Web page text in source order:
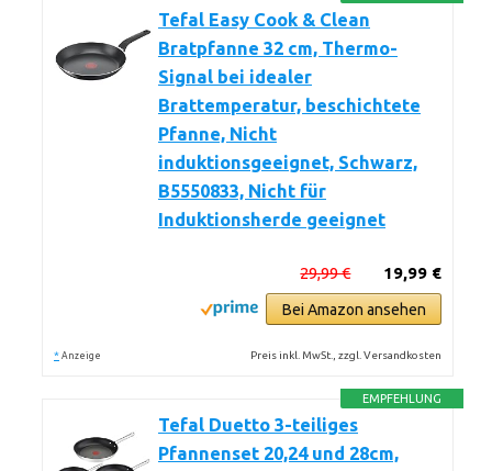
Tefal Easy Cook & Clean
Bratpfanne 32 cm, Thermo-
Signal bei idealer
Brattemperatur, beschichtete
Pfanne, Nicht
induktionsgeeignet, Schwarz,
B5550833, Nicht für
Induktionsherde geeignet
19,99 €
29,99 €
Bei Amazon ansehen
* Anzeige Preis inkl. MwSt., zzgl. Versandkosten
EMPFEHLUNG
Tefal Duetto 3-teiliges
Pfannenset 20,24 und 28cm,